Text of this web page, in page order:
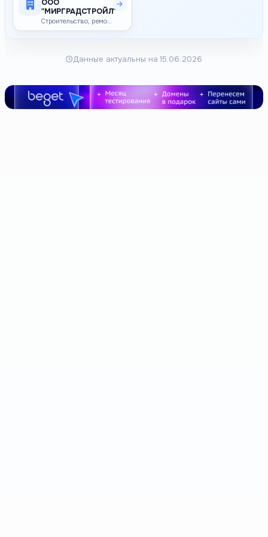
ООО
"МИРГРАДСТРОЙЛ"
Строительство, ремонт и реконструкция зданий и сооружений
Данные актуальны на 15.06.2026